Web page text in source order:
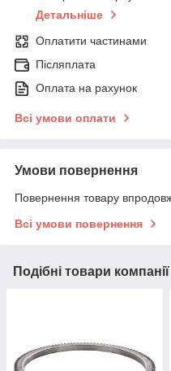
Детальніше
Оплатити частинами
Післяплата
Оплата на рахунок
Всі умови оплати
Умови повернення
Повернення товару
Всі умови повернення
Подібні товари компанії